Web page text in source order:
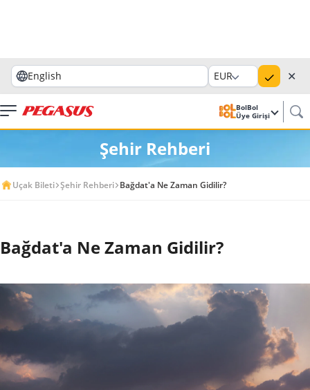
English EUR ✕
BolBol
Üye Girişi
Şehir Rehberi
Uçak Bileti Şehir Rehberi Bağdat'a Ne Zaman Gidilir?
Bağdat'a Ne Zaman Gidilir?